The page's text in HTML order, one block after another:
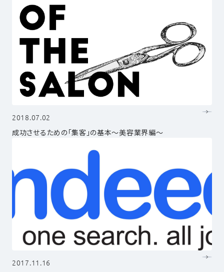
2018.07.02
成功させるための「集客」の基本～美容業界編～
2017.11.16